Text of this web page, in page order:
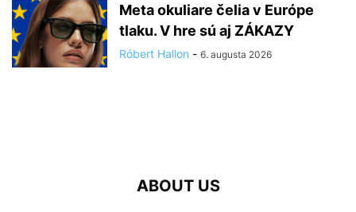
Meta okuliare čelia v Európe
tlaku. V hre sú aj ZÁKAZY
Róbert Hallon - 6. augusta 2026
ABOUT US